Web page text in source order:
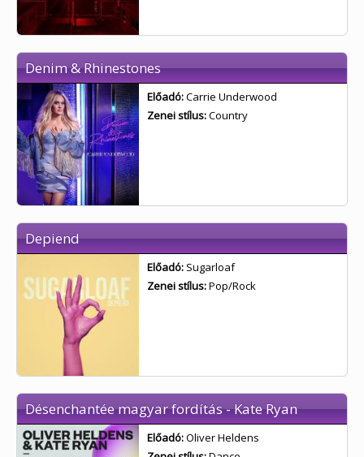
Denim & Rhinestones
Előadó:Carrie Underwood
Zenei stílus:Country
Depiend
Előadó: Sugarloaf
Zenei stílus:Pop/Rock
Désenchantée magyar fordítás - Kate Ryan
Előadó:Oliver Heldens